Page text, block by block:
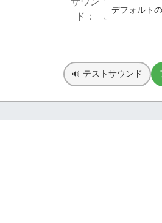
ド：
🔊 テストサウンド